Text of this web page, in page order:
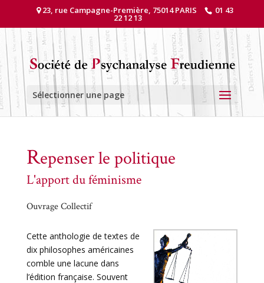
23, rue Campagne-Première, 75014 PARIS 01 43
22 12 13
Sélectionner une page
Repenser le politique
L'apport du féminisme
Ouvrage Collectif
Cette anthologie de textes de
dix philosophes américaines
comble une lacune dans
l’édition française. Souvent